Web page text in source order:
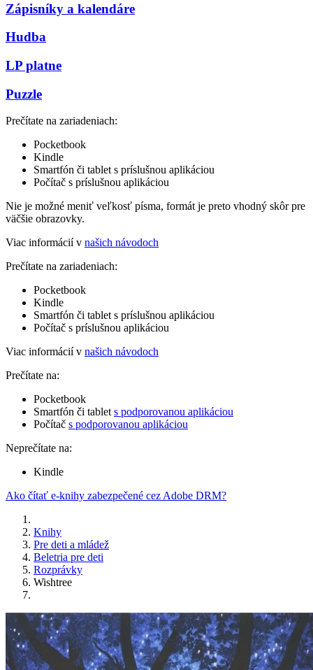
Zápisníky a kalendáre
Hudba
LP platne
Puzzle
Prečítate na zariadeniach:
Pocketbook
Kindle
Smartfón či tablet s príslušnou aplikáciou
Počítač s príslušnou aplikáciou
Nie je možné meniť veľkosť písma, formát je preto vhodný skôr pre
väčšie obrazovky.
Viac informácií v našich návodoch
Prečítate na zariadeniach:
Pocketbook
Kindle
Smartfón či tablet s príslušnou aplikáciou
Počítač s príslušnou aplikáciou
Viac informácií v našich návodoch
Prečítate na:
Pocketbook
Smartfón či tablet s podporovanou aplikáciou
Počítač s podporovanou aplikáciou
Neprečítate na:
Kindle
Ako čítať e-knihy zabezpečené cez Adobe DRM?
Knihy
Pre deti a mládež
Beletria pre deti
Rozprávky
Wishtree